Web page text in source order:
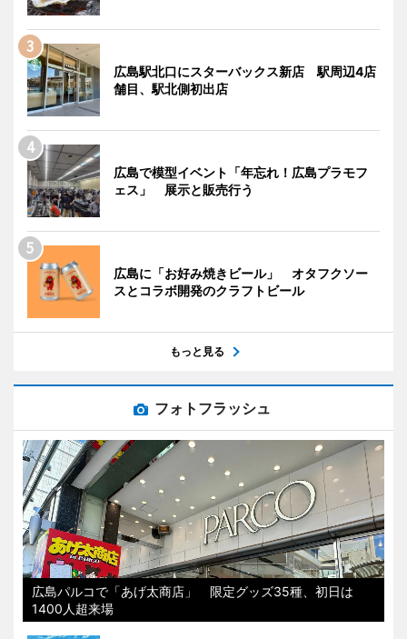
広島駅北口にスターバックス新店 駅周辺4店
舗目、駅北側初出店
広島で模型イベント「年忘れ！広島プラモフ
ェス」 展示と販売行う
広島に「お好み焼きビール」 オタフクソー
スとコラボ開発のクラフトビール
もっと見る
フォトフラッシュ
広島パルコで「あげ太商店」 限定グッズ35種、初日は
1400人超来場